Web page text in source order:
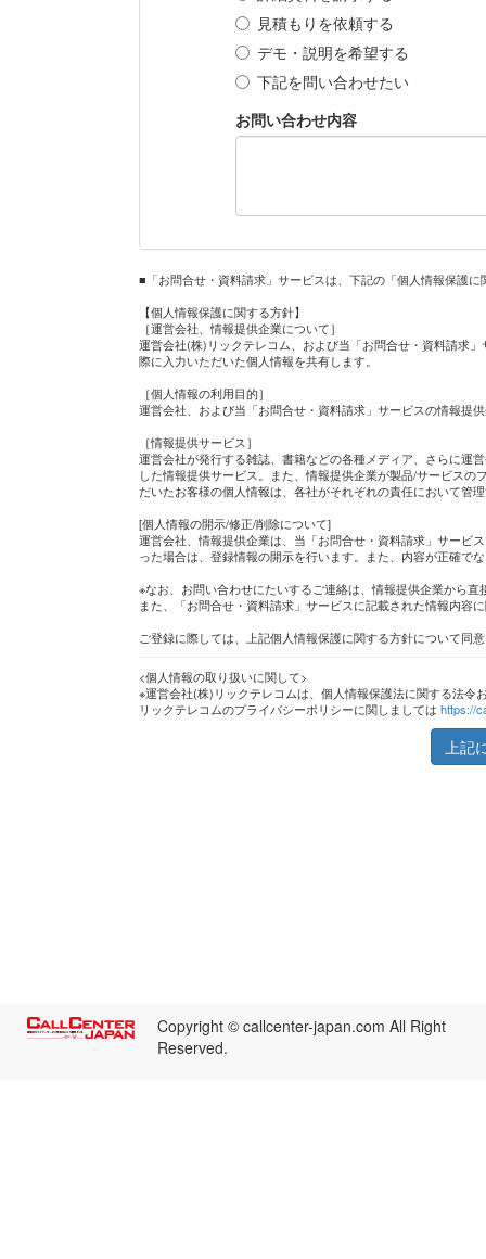
見積もりを依頼する
デモ・説明を希望する
下記を問い合わせたい
お問い合わせ内容
■「お問合せ・資料請求」サービスは、下記の「個人情報保護
【個人情報保護に関する方針】
［運営会社、情報提供企業について］
運営会社(株)リックテレコム、および当「お問合せ・資料請求
際に入力いただいた個人情報を共有します。
［個人情報の利用目的］
運営会社、および当「お問合せ・資料請求」サービスの情報提
［情報提供サービス］
運営会社が発行する雑誌、書籍などの各種メディア、さらに運
した情報提供サービス。また、情報提供企業が製品/サービス
だいたお客様の個人情報は、各社がそれぞれの責任において管
[個人情報の開示/修正/削除について]
運営会社、情報提供企業は、当「お問合せ・資料請求」サービ
った場合は、登録情報の開示を行います。また、内容が正確で
※なお、お問い合わせにたいするご連絡は、情報提供企業から
また、「お問合せ・資料請求」サービスに記載された情報内容
ご登録に際しては、上記個人情報保護に関する方針について同
<個人情報の取り扱いに関して>
※運営会社(株)リックテレコムは、個人情報保護法に関する法令
リックテレコムのプライバシーポリシーに関しましては https://
上記
Copyright © callcenter-japan.com All Right
Reserved.